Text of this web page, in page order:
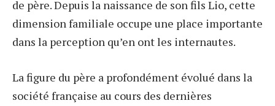
de père. Depuis la naissance de son fils Lio, cette
dimension familiale occupe une place importante
dans la perception qu’en ont les internautes.
La figure du père a profondément évolué dans la
société française au cours des dernières